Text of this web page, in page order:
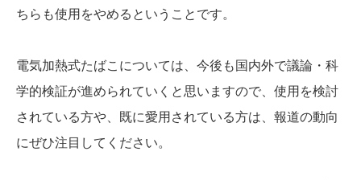
ちらも使用をやめるということです。
電気加熱式たばこについては、今後も国内外で議論・科
学的検証が進められていくと思いますので、使用を検討
されている方や、既に愛用されている方は、報道の動向
にぜひ注目してください。